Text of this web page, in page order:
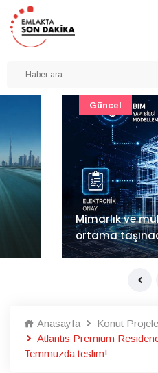
Mimarlık ve
ortama taşınacak
Anasayfa
Konut
Atlantis Premium
Temmuzda teslim!